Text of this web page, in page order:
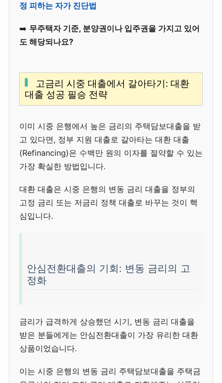
정 피하는 자가 진단법
➡️ 무주택자 기준, 분양권이나 입주권을 가지고 있어
도 해당되나요?
고금리 시중 대출에서 갈아타기: 대환
대출 성공 필승 전략
이미 시중 은행에서 높은 금리의 주택담보대출을 받
고 있다면, 정부 지원 대출로 갈아타는 대환 대출
(Refinancing)은 수백만 원의 이자를 절약할 수 있는
가장 확실한 방법입니다.
대환 대출은 시중 은행의 변동 금리 대출을 정부의
고정 금리 또는 저금리 정책 대출로 바꾸는 것이 핵
심입니다.
안심전환대출의 기회: 변동 금리의 고
정화
금리가 급격하게 상승했던 시기, 변동 금리 대출을
받은 분들에게는 안심전환대출이 가장 유리한 대환
상품이었습니다.
이는 시중 은행의 변동 금리 주택담보대출을 주택금